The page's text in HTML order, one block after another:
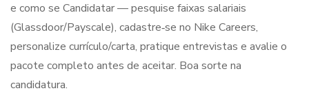
e como se Candidatar — pesquise faixas salariais
(Glassdoor/Payscale), cadastre‑se no Nike Careers,
personalize currículo/carta, pratique entrevistas e avalie o
pacote completo antes de aceitar. Boa sorte na
candidatura.